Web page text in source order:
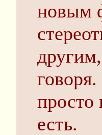
новым
просто
есть.